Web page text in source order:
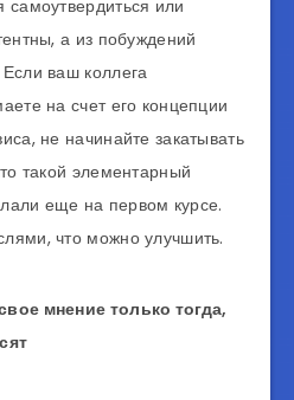
самоутвердиться или
а из побуждений
ваш коллега
на счет его концепции
не начинайте закатывать
такой элементарный
еще на первом курсе.
что можно улучшить.
мнение только тогда,